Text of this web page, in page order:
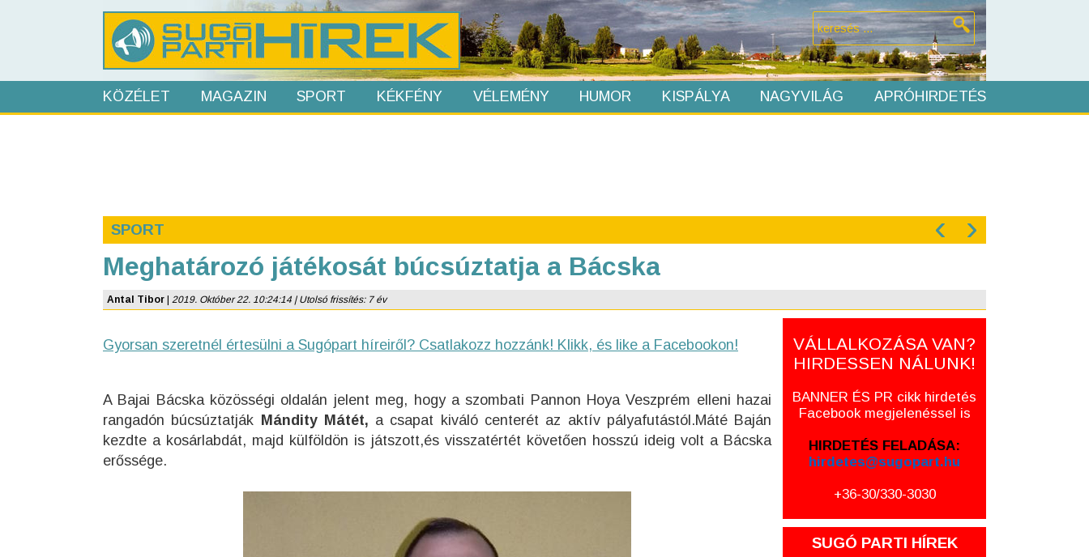
KÖZÉLET MAGAZIN SPORT KÉKFÉNY VÉLEMÉNY HUMOR KISPÁLYA NAGYVILÁG APRÓHIRDETÉS
SPORT ‹ ›
Meghatározó játékosát búcsúztatja a Bácska
Antal Tibor 2019. Október 22. 10:24:14 | Utolsó frissítés: 7 év
Gyorsan szeretnél értesülni a Sugópart híreiről? Csatlakozz hozzánk! Klikk, és like a Facebookon!
A Bajai Bácska közösségi oldalán jelent meg, hogy a szombati Pannon Hoya Veszprém elleni hazai
rangadón búcsúztatják Mándity Mátét, a csapat kiváló centerét az aktív pályafutástól.Máté Baján
kezdte a kosárlabdát, majd külföldön is játszott,és visszatértét követően hosszú ideig volt a Bácska
erőssége.
VÁLLALKOZÁSA VAN?
HIRDESSEN NÁLUNK!
BANNER ÉS PR cikk hirdetés
Facebook megjelenéssel is
HIRDETÉS FELADÁSA:
hirdetes@sugopart.hu
+36-30/330-3030
SUGÓ PARTI HÍREK